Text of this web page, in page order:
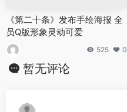
《第二十条》发布手绘海报 全
员Q版形象灵动可爱
525 0
暂无评论